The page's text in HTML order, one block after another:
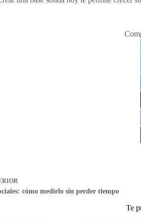
cómo medirlo sin perder tiempo
Te